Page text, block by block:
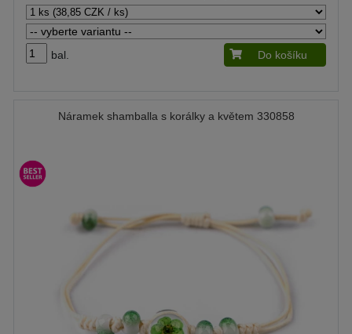
bal. Do košíku
Náramek shamballa s korálky a květem 330858